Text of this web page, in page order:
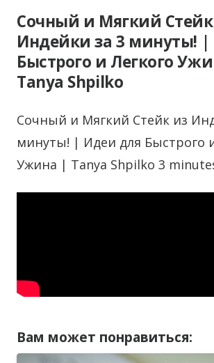
Сочный и Мягкий
Индейки за 3 минуты!
Быстрого и Легкого
Tanya Shpilko
Сочный и Мягкий Стейк из
минуты! | Идеи для Быстрого
Ужина | Tanya Shpilko 3
Вам может понравиться: